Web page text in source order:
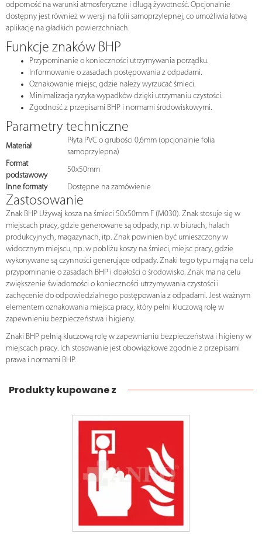
odporność na warunki atmosferyczne i długą żywotność. Opcjonalnie
dostępny jest również w wersji na folii samoprzylepnej, co umożliwia łatwą
aplikację na gładkich powierzchniach.
Funkcje znaków BHP
Przypominanie o konieczności utrzymywania porządku.
Informowanie o zasadach postępowania z odpadami.
Oznakowanie miejsc, gdzie należy wyrzucać śmieci.
Minimalizacja ryzyka wypadków dzięki utrzymaniu czystości.
Zgodność z przepisami BHP i normami środowiskowymi.
Parametry techniczne
Materiał
Płyta PVC o grubości 0,6mm (opcjonalnie folia
samoprzylepna)
Format
podstawowy
50x50mm
Inne formaty
Dostępne na zamówienie
Zastosowanie
Znak BHP Używaj kosza na śmieci 50x50mm F (M030). Znak stosuje się w
miejscach pracy, gdzie generowane są odpady, np. w biurach, halach
produkcyjnych, magazynach, itp. Znak powinien być umieszczony w
widocznym miejscu, np. w pobliżu koszy na śmieci, miejsc pracy, gdzie
wykonywane są czynności generujące odpady. Znaki tego typu mają na celu
przypominanie o zasadach BHP i dbałości o środowisko. Znak ma na celu
zwiększenie świadomości o konieczności utrzymywania czystości i
zachęcenie do odpowiedzialnego postępowania z odpadami. Jest ważnym
elementem oznakowania miejsca pracy, który pełni kluczową rolę w
zapewnieniu bezpieczeństwa i higieny.
Znaki BHP pełnią kluczową rolę w zapewnianiu bezpieczeństwa i higieny w
miejscach pracy. Ich stosowanie jest obowiązkowe zgodnie z przepisami
prawa i normami BHP.
Produkty kupowane z